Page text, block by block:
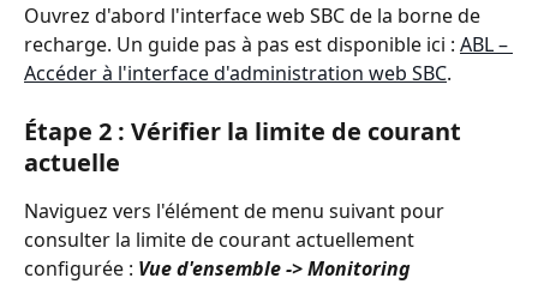
Ouvrez d'abord l'interface web SBC de la borne de
recharge. Un guide pas à pas est disponible ici : ABL –
Accéder à l'interface d'administration web SBC.
Étape 2 : Vérifier la limite de courant
actuelle
Naviguez vers l'élément de menu suivant pour
consulter la limite de courant actuellement
configurée : Vue d'ensemble -> Monitoring